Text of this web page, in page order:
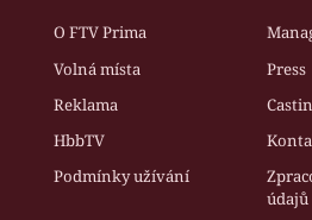
O FTV Prima
Volná místa
Press
Reklama
HbbTV
Podmínky užívání
údajů